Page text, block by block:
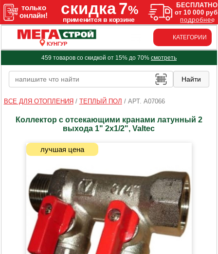
КУНГУР
КАТЕГОРИИ
459 товаров со скидкой от 15% до 70% смотреть
ВСЕ ДЛЯ ОТОПЛЕНИЯ / ТЕПЛЫЙ ПОЛ / АРТ. A07066
Коллектор c отсекающими кранами латунный 2
выхода 1" 2х1/2", Valtec